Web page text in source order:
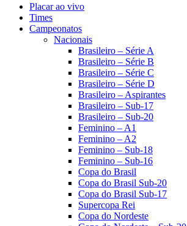
Placar ao vivo
Times
Campeonatos
Nacionais
Brasileiro – Série A
Brasileiro – Série B
Brasileiro – Série C
Brasileiro – Série D
Brasileiro – Aspirantes
Brasileiro – Sub-17
Brasileiro – Sub-20
Feminino – A1
Feminino – A2
Feminino – Sub-18
Feminino – Sub-16
Copa do Brasil
Copa do Brasil Sub-20
Copa do Brasil Sub-17
Supercopa Rei
Copa do Nordeste